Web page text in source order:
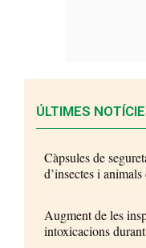
ÚLTIMES
Càpsules de
d’insectes i
Augment de les
intoxicacions